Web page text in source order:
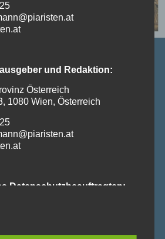
Maria Treu
1 406 22 60- 31 / 32
b.klausberger@piaristen.at
Kontakt
und Redaktion:
Österreich
1080 Wien, Österreich
Datenschutzbeauftragten:
Wien